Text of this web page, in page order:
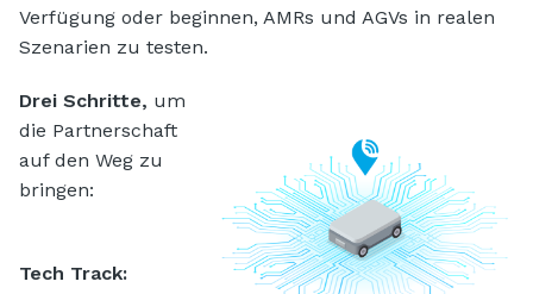
Verfügung oder beginnen, AMRs und AGVs in realen
Szenarien zu testen.
Drei Schritte, um
die Partnerschaft
auf den Weg zu
bringen:
Tech Track: